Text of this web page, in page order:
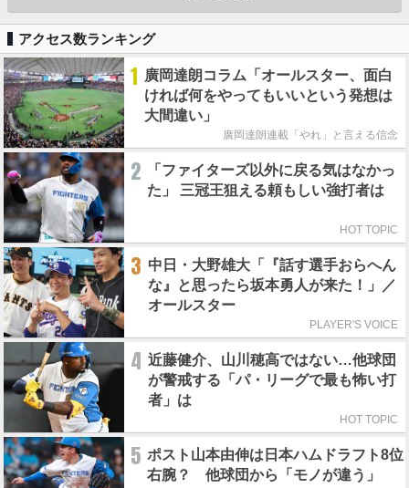
アクセス数ランキング
1 廣岡達朗コラム「オールスター、面白
ければ何をやってもいいという発想は
大間違い」
廣岡達朗連載「やれ」と言える信念
2
「ファイターズ以外に戻る気はなかっ
た」 三冠王狙える頼もしい強打者は
HOT TOPIC
3 中日・大野雄大「『話す選手おらへん
な』と思ったら坂本勇人が来た！」／
オールスター
PLAYER'S VOICE
4 近藤健介、山川穂高ではない…他球団
が警戒する「パ・リーグで最も怖い打
者」は
HOT TOPIC
5 ポスト山本由伸は日本ハムドラフト8位
右腕？ 他球団から「モノが違う」